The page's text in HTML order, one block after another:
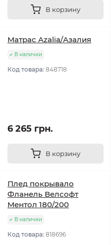
В корзину
Матрас Azalia/Азалия
В наличии
Код товара: 848718
6 265 грн.
В корзину
Плед покрывало
Фланель Велсофт
Ментол 180/200
В наличии
Код товара: 818696